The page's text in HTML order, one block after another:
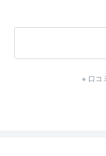
※ 口コ